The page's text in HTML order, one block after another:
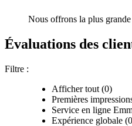
Nous offrons la plus
Évaluations des
Filtre :
Afficher tout (0)
Premières
Service en ligne
Expérience globale